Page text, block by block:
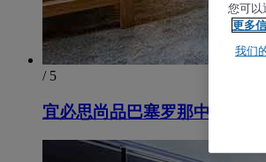
/ 5
宜必思尚品巴塞罗那中心酒店
您可以
更多
我们